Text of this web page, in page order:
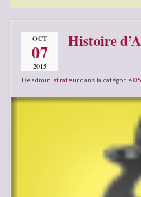
OCT
07
2015
Histoire
Deadministrateurdans la catégorie